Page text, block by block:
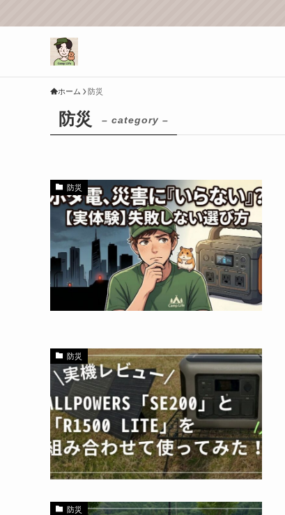
ホーム 防災
防災 – category –
防災
防災
防災